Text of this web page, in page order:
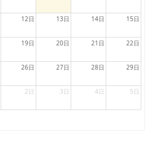
12日 13日 14日 15日
19日 20日 21日 22日
26日 27日 28日 29日
2日 3日 4日 5日